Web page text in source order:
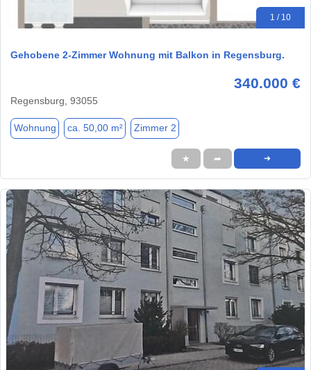
1 / 10
Gehobene 2-Zimmer Wohnung mit Balkon in Regensburg.
340.000 €
Regensburg, 93055
Wohnung ca. 50,00 m² Zimmer 2
★ ➦ ➜